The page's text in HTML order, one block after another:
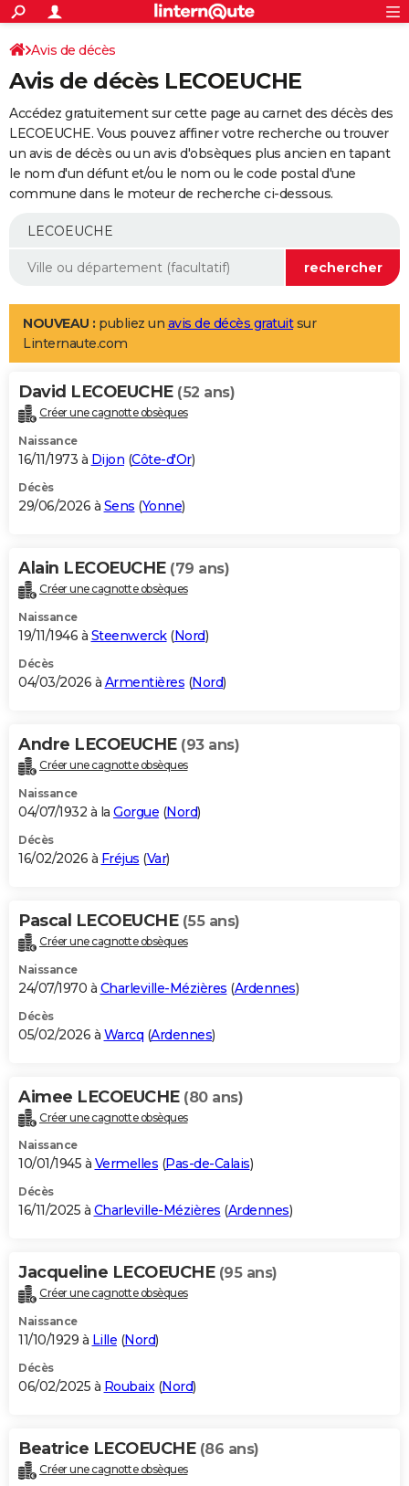
ACTUALITÉS
Politique
Société
Faits Divers
Education
Monde
Villes
+
SPORT
Coupe du monde 2026
Football
Tennis
Cyclisme
Rugby
Forum
Programme TV
TNTStreaming
Cinéma
Sorties cinéma
Musique
+FINANCE
Impôts
Immobilier
Risques naturels par ville
Banque
Assurance
Crédit
AUTO
Essais
Réserver un essai
Citadines
Berlines
SUV
Forum auto
+
Mobiles
Meilleur smartphone
Internet
Ordinateurs
Jeux vidéo
Guide high-tech
Aménagement intérieur
LIFESTYLE
Art de vivre
Bien-être
Loisirs
Mode
Modes de vie
Alimentation
Guide de la santé
Maladies
Médicaments
Sommeil
VOYAGE
Destinations
City break
Voyage nature
Voyage de noces
Forum
Climat
+PHOTO
GUIDES D'ACHAT
BONS PLANS
Carte de Noël
Carte Bonne année
Carte Saint-Valentin
Carte Pâques
Carte d'anniversaire
DICTIONNAIRE
Dictionnaire
Biographies
Citations
Expressions
Proverbes
PROGRAMME TV
S'inscrire
Se connecter
Lycées
Collèges
Primaires
Universités
Entreprises
Service militaire
Avis de recherche
AVIS DE DÉCÈS
Bricolage
Lifestyle
Culture
Sport
Auto
Television
Voyage
Cinema
Avis de décès
Avis de décès LECOEUCHE
Accédez gratuitement sur cette page au carnet des décès des
LECOEUCHE. Vous pouvez affiner votre recherche ou trouver
un avis de décès ou un avis d'obsèques plus ancien en tapant
le nom d'un défunt et/ou le nom ou le code postal d'une
commune dans le moteur de recherche ci-dessous.
NOUVEAU : publiez un avis de décès gratuitsur
Linternaute.com
David LECOEUCHE (52 ans)
Créer une cagnotte obsèques
Naissance
16/11/1973 à Dijon (Côte-d'Or)
Décès
29/06/2026 à Sens (Yonne)
Alain LECOEUCHE (79 ans)
Créer une cagnotte obsèques
Naissance
19/11/1946 à Steenwerck(Nord)
Décès
04/03/2026 à Armentières (Nord)
Andre LECOEUCHE (93 ans)
Créer une cagnotte obsèques
Naissance
04/07/1932 à la Gorgue (Nord)
Décès
16/02/2026 à Fréjus (Var)
Pascal LECOEUCHE (55 ans)
Créer une cagnotte obsèques
Naissance
24/07/1970 à Charleville-Mézières (Ardennes)
Décès
05/02/2026 à Warcq (Ardennes)
Aimee LECOEUCHE (80 ans)
Créer une cagnotte obsèques
Naissance
10/01/1945 à Vermelles (Pas-de-Calais)
Décès
16/11/2025 à Charleville-Mézières (Ardennes)
Jacqueline LECOEUCHE (95 ans)
Créer une cagnotte obsèques
Naissance
11/10/1929 à Lille (Nord)
Décès
06/02/2025 à Roubaix(Nord)
Beatrice LECOEUCHE (86 ans)
Créer une cagnotte obsèques